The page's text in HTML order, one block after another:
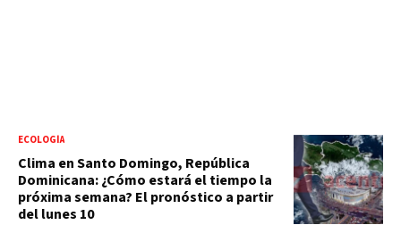
ECOLOGÍA
Clima en Santo Domingo, República
Dominicana: ¿Cómo estará el tiempo la
próxima semana? El pronóstico a partir
del lunes 10